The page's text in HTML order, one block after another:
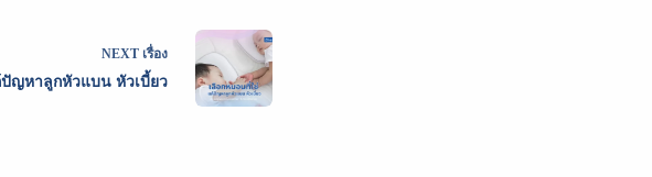
NEXT เรื่อง
ญหาลูกหัวแบน หัวเบี้ยว